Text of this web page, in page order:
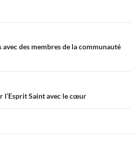
des membres de la communauté
l’Esprit Saint avec le cœur